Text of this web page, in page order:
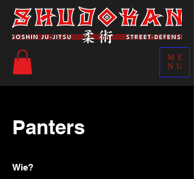
ME
NU
Panters
Wie?